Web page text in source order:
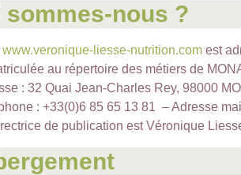
sommes-nous ?
www.veronique-liesse-nutrition.com est
au répertoire des métiers de
: 32 Quai Jean-Charles Rey, 98000
: +33(0)6 85 65 13 81 – Adresse
de publication est Véronique